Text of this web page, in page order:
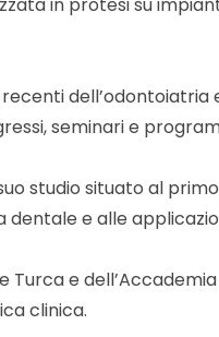
recenti
seminari e
studio situato al
e alle
Turca e
clinica.